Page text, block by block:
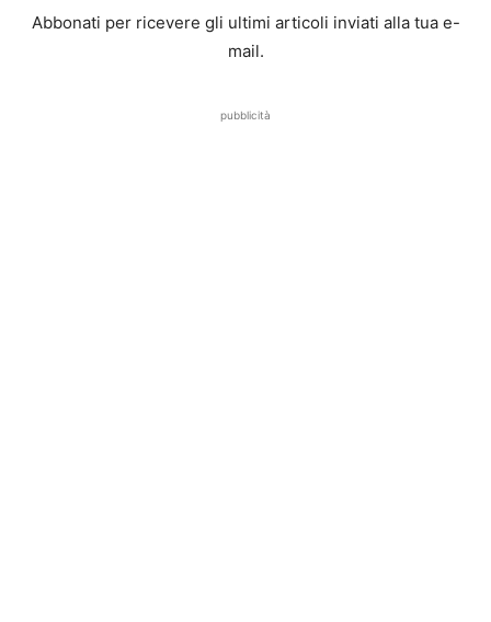
Abbonati per ricevere gli ultimi articoli inviati alla tua e-
mail.
pubblicità